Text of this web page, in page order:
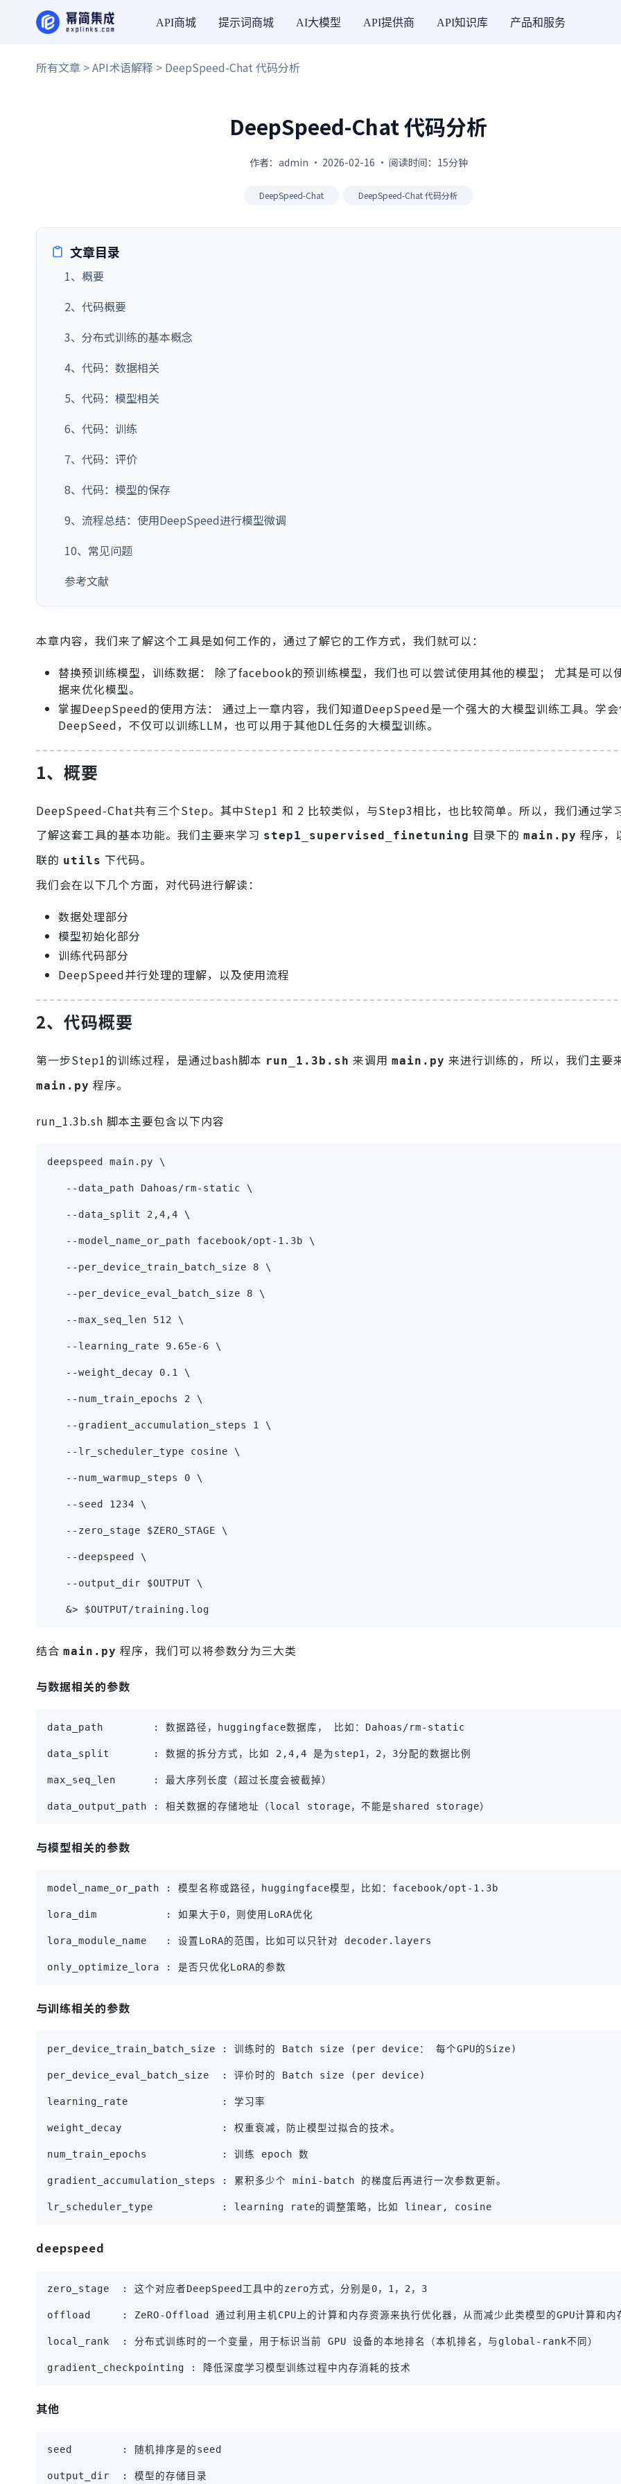
API商城 提示词商城 AI大模型 API提供商 API知识库 产品和服务
所有文章 >API术语解释 > DeepSpeed-Chat 代码分析
DeepSpeed-Chat 代码分析
作者：admin · 2026-02-16 · 阅读时间：15分钟
DeepSpeed-Chat DeepSpeed-Chat 代码分析
文章目录
1、概要
2、代码概要
3、分布式训练的基本概念
4、代码：数据相关
5、代码：模型相关
6、代码：训练
7、代码：评价
8、代码：模型的保存
9、流程总结：使用DeepSpeed进行模型微调
10、常见问题
参考文献
本章内容，我们来了解这个工具是如何工作的，通过了解它的工作方式，我们就可以：
替换预训练模型，训练数据： 除了facebook的预训练模型，我们也可以尝试使用其他的模型； 尤其是可以
据来优化模型。
掌握DeepSpeed的使用方法： 通过上一章内容，我们知道DeepSpeed是一个强大的大模型训练工具。学
DeepSeed，不仅可以训练LLM，也可以用于其他DL任务的大模型训练。
1、概要
DeepSpeed-Chat共有三个Step。其中Step1 和 2 比较类似，与Step3相比，也比较简单。所以，我们通过学
了解这套工具的基本功能。我们主要来学习 step1_supervised_finetuning 目录下的 main.py 程序，
联的 utils 下代码。
我们会在以下几个方面，对代码进行解读：
数据处理部分
模型初始化部分
训练代码部分
DeepSpeed并行处理的理解，以及使用流程
2、代码概要
第一步Step1的训练过程，是通过bash脚本 run_1.3b.sh 来调用 main.py 来进行训练的，所以，我们主要
main.py 程序。
run_1.3b.sh 脚本主要包含以下内容
deepspeed main.py \
   --data_path Dahoas/rm-static \
   --data_split 2,4,4 \
   --model_name_or_path facebook/opt-1.3b \
   --per_device_train_batch_size 8 \
   --per_device_eval_batch_size 8 \
   --max_seq_len 512 \
   --learning_rate 9.65e-6 \
   --weight_decay 0.1 \
   --num_train_epochs 2 \
   --gradient_accumulation_steps 1 \
   --lr_scheduler_type cosine \
   --num_warmup_steps 0 \
   --seed 1234 \
   --zero_stage $ZERO_STAGE \
   --deepspeed \
   --output_dir $OUTPUT \
   &> $OUTPUT/training.log
结合 main.py 程序，我们可以将参数分为三大类
与数据相关的参数
data_path        : 数据路径，huggingface数据库， 比如：Dahoas/rm-static
data_split       : 数据的拆分方式，比如 2,4,4 是为step1，2，3分配的数据比例
max_seq_len      : 最大序列长度（超过长度会被截掉）
data_output_path : 相关数据的存储地址（local storage，不能是shared storage）
与模型相关的参数
model_name_or_path : 模型名称或路径，huggingface模型，比如：facebook/opt-1.3b
lora_dim           : 如果大于0，则使用LoRA优化
lora_module_name   : 设置LoRA的范围，比如可以只针对 decoder.layers
only_optimize_lora : 是否只优化LoRA的参数
与训练相关的参数
per_device_train_batch_size : 训练时的 Batch size (per device： 每个GPU的Size)
per_device_eval_batch_size  : 评价时的 Batch size (per device)
learning_rate               : 学习率
weight_decay                : 权重衰减，防止模型过拟合的技术。
num_train_epochs            : 训练 epoch 数
gradient_accumulation_steps : 累积多少个 mini-batch 的梯度后再进行一次参数更新。
lr_scheduler_type           : learning rate的调整策略，比如 linear, cosine
deepspeed
zero_stage  : 这个对应者DeepSpeed工具中的zero方式，分别是0，1，2，3
offload     : ZeRO-Offload 通过利用主机CPU上的计算和内存资源来执行优化器，从而减少此类模型的GPU计算和内
local_rank  : 分布式训练时的一个变量，用于标识当前 GPU 设备的本地排名（本机排名，与global-rank不同）
gradient_checkpointing : 降低深度学习模型训练过程中内存消耗的技术
其他
seed        : 随机排序是的seed
output_dir  : 模型的存储目录